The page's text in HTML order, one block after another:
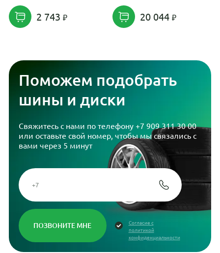
2 743 20 044
Поможем подобрать
шины и диски
Свяжитесь с нами по телефону +7 909 311 30 00
или оставьте свой номер, чтобы мы связались с
вами через 5 минут
Согласие с
политикой
конфиденциальности